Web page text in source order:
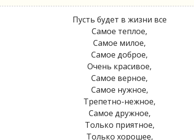
Пусть будет в жизни все
Самое теплое,
Самое милое,
Самое доброе,
Очень красивое,
Самое верное,
Самое нужное,
Трепетно-нежное,
Самое дружное,
Только приятное,
Только хорошее,